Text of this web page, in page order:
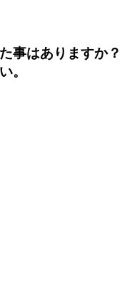
事はありますか？
。